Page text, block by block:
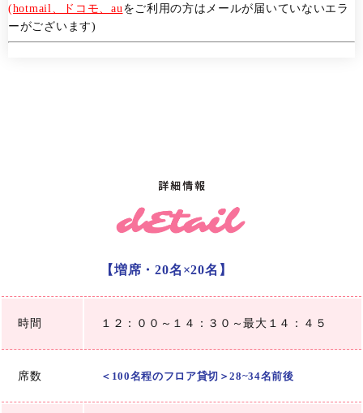
(hotmail、ドコモ、au をご利用の方はメールが届いていないエラ
ーがございます)
【増席・20名×20名】
時間 １２：００～１４：３０～最大１４：４５
席数 ＜100名程のフロア貸切＞28~34名前後